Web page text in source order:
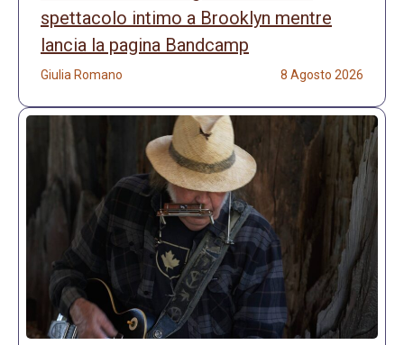
spettacolo intimo a Brooklyn mentre
lancia la pagina Bandcamp
Giulia Romano 8 Agosto 2026